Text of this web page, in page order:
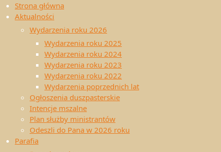
Strona główna
Aktualności
Wydarzenia roku 2026
Wydarzenia roku 2025
Wydarzenia roku 2024
Wydarzenia roku 2023
Wydarzenia roku 2022
Wydarzenia poprzednich lat
Ogłoszenia duszpasterskie
Intencje mszalne
Plan służby ministrantów
Odeszli do Pana w 2026 roku
Parafia
Czytaj
dalej …
©2018 Parafia św.
Rzymskokatolicka
Parafia Świętej Anny;
ul. Ks. Kontnego 5,
43-140 Lędziny. e-